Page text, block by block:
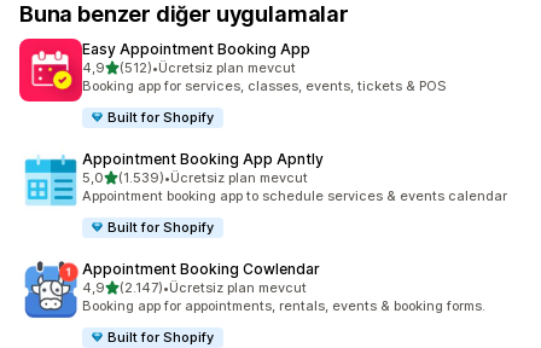
Buna benzer diğer uygulamalar
Easy Appointment Booking App
4,95 yıldız üzerinden
(512)
toplam 512 değerlendirme
•Ücretsiz plan mevcut
Booking app for services, classes, events, tickets & POS
Built for Shopify
Appointment Booking App Apntly
5,05 yıldız üzerinden
(1.539)
toplam 1539 değerlendirme
•Ücretsiz plan mevcut
Appointment booking app to schedule services & events calendar
Built for Shopify
Appointment Booking Cowlendar
4,95 yıldız üzerinden
(2.147)
toplam 2147 değerlendirme
•Ücretsiz plan mevcut
Booking app for appointments, rentals, events & booking forms.
Built for Shopify